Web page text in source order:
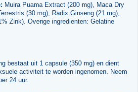
Muira Puama Extract (200 mg), Maca Dry
(30 mg), Radix Ginseng (21 mg),
Zink). Overige ingredienten: Gelatine
bestaat uit 1 capsule (350 mg) en dient
activiteit te worden ingenomen. Neem
24 uur.